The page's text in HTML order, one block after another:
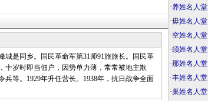
是同乡。国民革命军第31师91旅旅长。国民革
十岁时即当佃户，因势单力薄，常常被地主欺
等。1929年升任营长。1938年，抗日战争全面
·养姓名人堂
·毋姓名人堂
·空姓名人堂
·须姓名人堂
·那姓名人堂
·丰姓名人堂
·巢姓名人堂